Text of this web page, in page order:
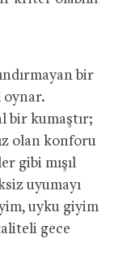
bir
oynar.
bir kumaştır;
olan konforu
gibi mışıl
uyumayı
uyku giyim
gece